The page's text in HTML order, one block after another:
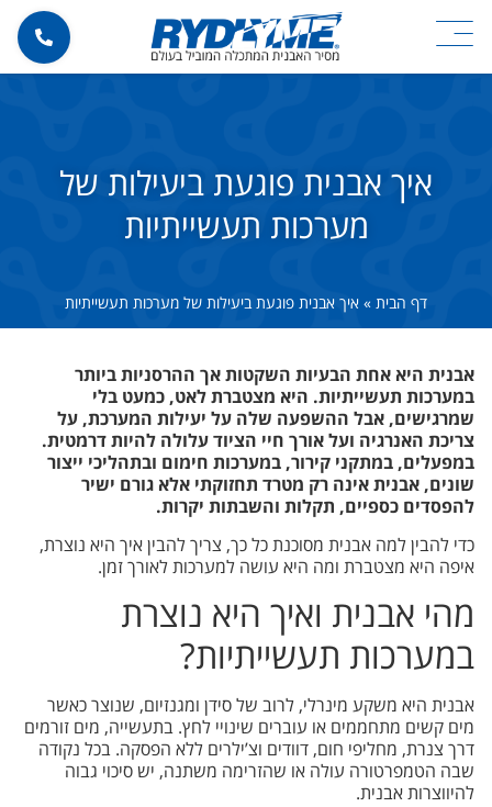
איך אבנית פוגעת ביעילות של
מערכות תעשייתיות
דף הבית » איך אבנית פוגעת ביעילות של מערכות תעשייתיות
אבנית היא אחת הבעיות השקטות אך ההרסניות ביותר
במערכות תעשייתיות. היא מצטברת לאט, כמעט בלי
שמרגישים, אבל ההשפעה שלה על יעילות המערכת, על
צריכת האנרגיה ועל אורך חיי הציוד עלולה להיות דרמטית.
במפעלים, במתקני קירור, במערכות חימום ובתהליכי ייצור
שונים, אבנית אינה רק מטרד תחזוקתי אלא גורם ישיר
להפסדים כספיים, תקלות והשבתות יקרות.
כדי להבין למה אבנית מסוכנת כל כך, צריך להבין איך היא נוצרת,
איפה היא מצטברת ומה היא עושה למערכות לאורך זמן.
מהי אבנית ואיך היא נוצרת
במערכות תעשייתיות?
אבנית היא משקע מינרלי, לרוב של סידן ומגנזיום, שנוצר כאשר
מים קשים מתחממים או עוברים שינויי לחץ. בתעשייה, מים זורמים
דרך צנרת, מחליפי חום, דוודים וצ’ילרים ללא הפסקה. בכל נקודה
שבה הטמפרטורה עולה או שהזרימה משתנה, יש סיכוי גבוה
להיווצרות אבנית.